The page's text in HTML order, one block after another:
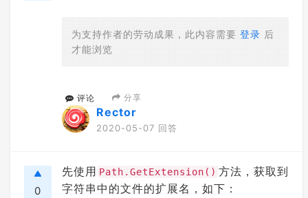
为支持作者的劳动成果，此内容需要 登录 后
才能浏览
评论 分享
Rector
2020-05-07 回答
0
先使用 Path.GetExtension() 方法，获取到
字符串中的文件的扩展名，如下：